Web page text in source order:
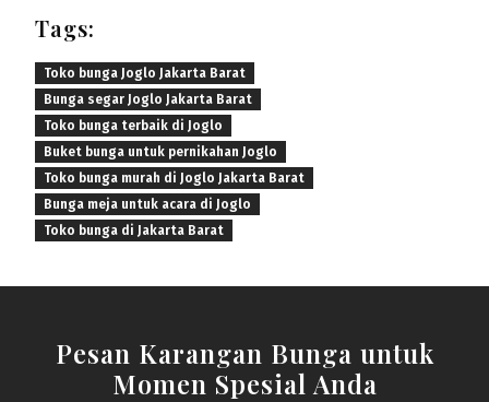
Tags:
Toko bunga Joglo Jakarta Barat
Bunga segar Joglo Jakarta Barat
Toko bunga terbaik di Joglo
Buket bunga untuk pernikahan Joglo
Toko bunga murah di Joglo Jakarta Barat
Bunga meja untuk acara di Joglo
Toko bunga di Jakarta Barat
Pesan Karangan Bunga untuk
Momen Spesial Anda